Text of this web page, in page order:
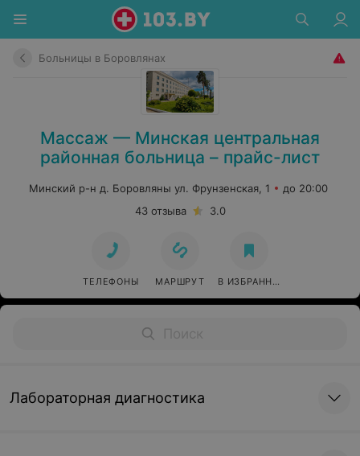
Больницы в Боровлянах
Массаж — Минская центральная
районная больница – прайс-лист
Минский р-н д. Боровляны ул. Фрунзенская, 1
до 20:00
43 отзыва
3.0
ТЕЛЕФОНЫ МАРШРУТ В ИЗБРАННОЕ
Лабораторная диагностика